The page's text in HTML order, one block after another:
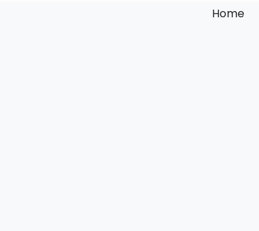
Home